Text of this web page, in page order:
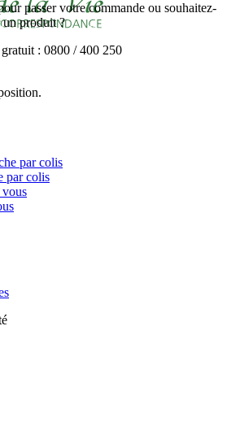
passer votre commande ou souhaitez-
un produit ?
: 0800 / 400 250
par colis